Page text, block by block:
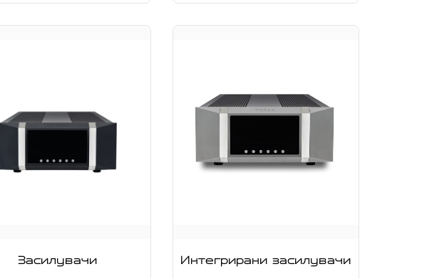
Засилувачи Интегрирани засилувачи